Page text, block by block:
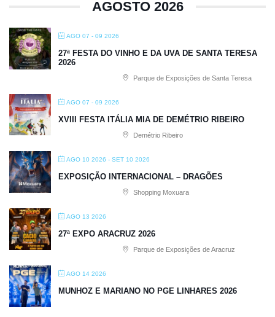
AGOSTO 2026
AGO 07 - 09 2026
27ª FESTA DO VINHO E DA UVA DE SANTA TERESA
2026
Parque de Exposições de Santa Teresa
AGO 07 - 09 2026
XVIII FESTA ITÁLIA MIA DE DEMÉTRIO RIBEIRO
Demétrio Ribeiro
AGO 10 2026 - SET 10 2026
EXPOSIÇÃO INTERNACIONAL – DRAGÕES
Shopping Moxuara
AGO 13 2026
27ª EXPO ARACRUZ 2026
Parque de Exposições de Aracruz
AGO 14 2026
MUNHOZ E MARIANO NO PGE LINHARES 2026